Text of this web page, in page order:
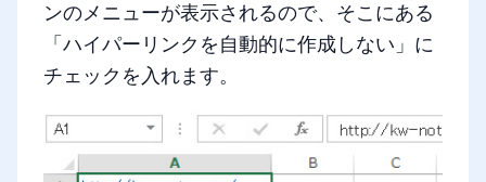
ンのメニューが表示されるので、そこにある
「ハイパーリンクを自動的に作成しない」に
チェックを入れます。